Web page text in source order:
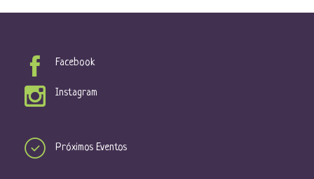
Facebook
Instagram
Próximos Eventos